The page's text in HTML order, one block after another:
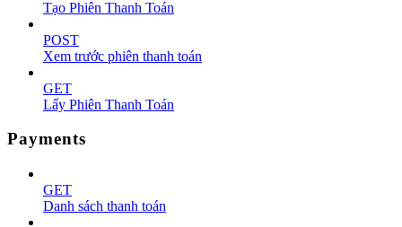
Tạo Phiên Thanh Toán
POST
Xem trước phiên thanh toán
GET
Lấy Phiên Thanh Toán
Payments
GET
Danh sách thanh toán